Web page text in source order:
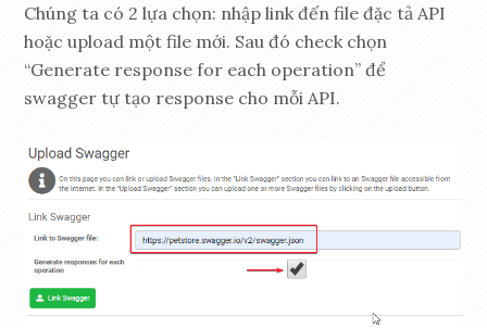
Chúng ta có 2 lựa chọn: nhập link đến file đặc tả API
hoặc upload một file mới. Sau đó check chọn
“Generate response for each operation” để
swagger tự tạo response cho mỗi API.